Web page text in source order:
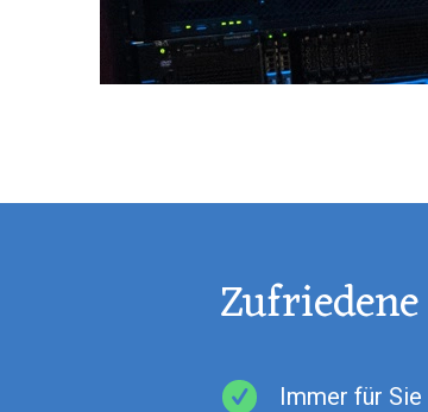
Immer für Sie